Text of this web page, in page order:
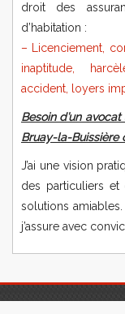
droit des
d’habitation :
– Licenciement,
inaptitude,
accident, loyers
Besoin d’un
Bruay-la-Buissière
J’ai une vision
des particuliers et
solutions
j’assure avec